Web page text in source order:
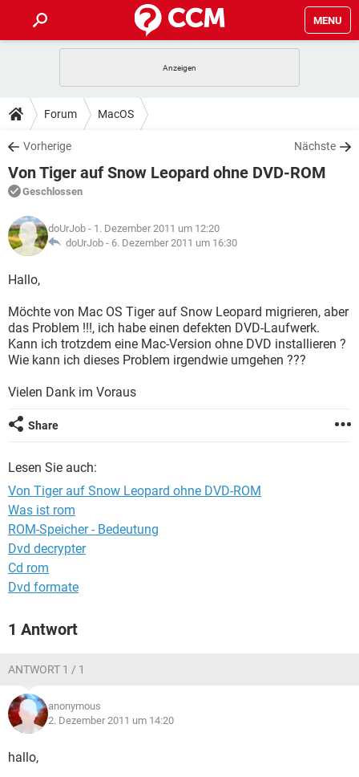
MENU
ANDROID
WINDOWS 10
WHATSAPP TIKTOK
FACEBOOK
TIPPS & TRICKS
SPIELE
WINDOWS 10
WHATSAPP
FACEBOOK HARDWARE
DOWNLOADS
SPIELE STREAMING
ANDROID
WINDOWS 10 INSTAGRAM
WHATSAPP
FACEBOOK
FORUM
SPIELE
ANDROID IOS
FACEBOOK HARDWARE
LEXIKON
SPIELE
ANDROID
WINDOWS 10 INSTAGRAM
WHATSAPP TIKTOK
FACEBOOK HARDWARE
Forum MacOS
Vorherige Nächste
Von Tiger auf Snow Leopard ohne DVD-ROM
Geschlossen
doUrJob - 1. Dezember 2011 um 12:20
doUrJob - 6. Dezember 2011 um 16:30
Hallo,
Möchte von Mac OS Tiger auf Snow Leopard migrieren, aber
das Problem !!!, ich habe einen defekten DVD-Laufwerk.
Kann ich trotzdem eine Mac-Version ohne DVD installieren ?
Wie kann ich dieses Problem irgendwie umgehen ???
Vielen Dank im Voraus
Share
Lesen Sie auch:
Von Tiger auf Snow Leopard ohne DVD-ROM
Was ist rom
ROM-Speicher - Bedeutung
Dvd decrypter
Cd rom
Dvd formate
1 Antwort
ANTWORT 1 / 1
anonymous
2. Dezember 2011 um 14:20
hallo,